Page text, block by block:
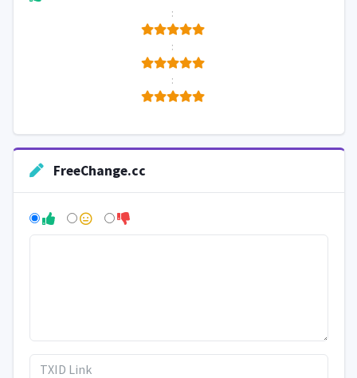
:
:
:
FreeChange.cc